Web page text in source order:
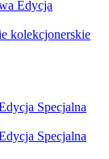
Edycja
kolekcjonerskie
Specjalna
Specjalna